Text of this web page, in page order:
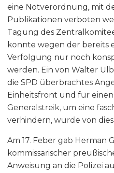
eine Notverordnung, mit
Publikationen verboten
Tagung des
konnte wegen der bereits
Verfolgung nur noch
werden. Ein von Walter
die SPD überbrachtes
Einheitsfront und für
Generalstreik, um eine
verhindern, wurde von
Am 17. Feber gab Herman
kommissarischer
Anweisung an die Polizei